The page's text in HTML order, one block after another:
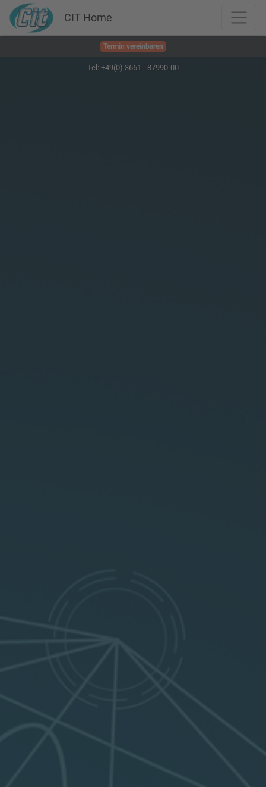
Termin vereinbaren
Tel: +49(0) 3661 - 87990-00
CIT Home